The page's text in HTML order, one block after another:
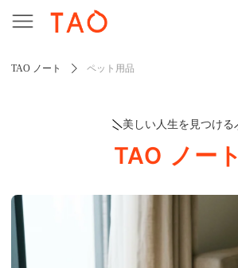
TAO ノート ペット用品
美しい人生を見つける
TAO ノート